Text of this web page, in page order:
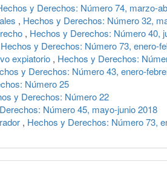
y Derechos: Número 74, marzo-
, Hechos y Derechos: Número 32,
, Hechos y Derechos: Número 40,
Hechos y Derechos: Número 73, enero-
expiatorio , Hechos y Derechos:
y Derechos: Número 43, enero-
Número 25
y Derechos: Número 22
Número 45, mayo-junio 2018
, Hechos y Derechos: Número 73,